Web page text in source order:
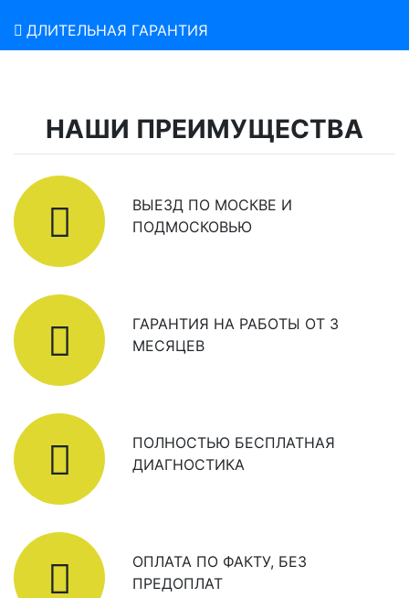
ДЛИТЕЛЬНАЯ ГАРАНТИЯ
НАШИ ПРЕИМУЩЕСТВА
ВЫЕЗД ПО МОСКВЕ И
ПОДМОСКОВЬЮ
ГАРАНТИЯ НА РАБОТЫ ОТ 3
МЕСЯЦЕВ
ПОЛНОСТЬЮ БЕСПЛАТНАЯ
ДИАГНОСТИКА
ОПЛАТА ПО ФАКТУ, БЕЗ
ПРЕДОПЛАТ